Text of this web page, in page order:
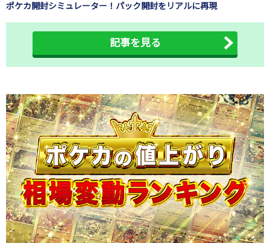
ポケカ開封シミュレーター！パック開封をリアルに再現
記事を見る